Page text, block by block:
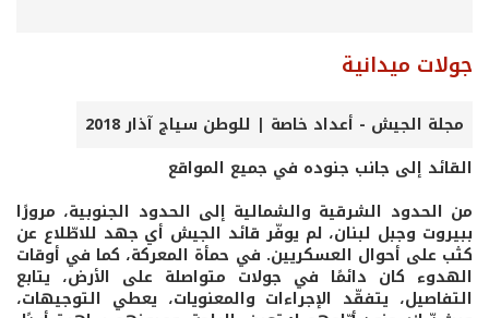
جولات ميدانية
مجلة الجيش - أعداد خاصة | للوطن سياج آذار 2018
القائد إلى جانب جنوده في جميع المواقع
من الحدود الشرقية والشمالية إلى الحدود الجنوبية، مرورًا
ببيروت وجبل لبنان، لم يوفّر قائد الجيش أي جهد للاطّلاع عن
كثب على أحوال العسكريين. في حمأة المعركة، كما في أوقات
الهدوء كان دائمًا في جولات متواصلة على الأرض، يتابع
التفاصيل، يتفقّد الإجراءات والمعنويات، يعطي التوجيهات،